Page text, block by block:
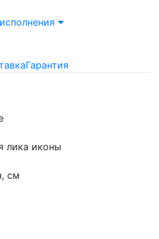
Гарантия
лика иконы
см